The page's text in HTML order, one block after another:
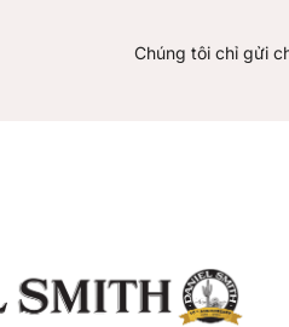
Chúng tôi chỉ gửi